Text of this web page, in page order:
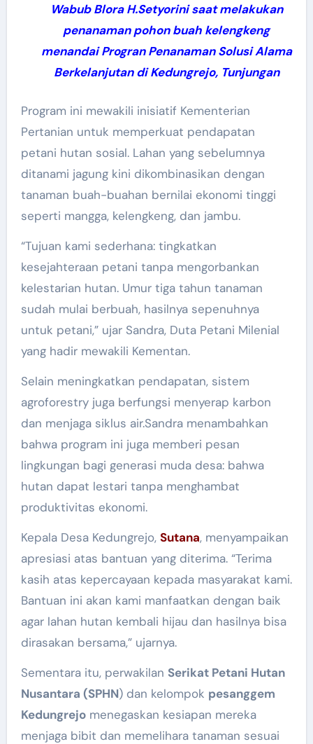
Wabub Blora H.Setyorini saat melakukan
penanaman pohon buah kelengkeng
menandai Progran Penanaman Solusi Alama
Berkelanjutan di Kedungrejo, Tunjungan
Program ini mewakili inisiatif Kementerian
Pertanian untuk memperkuat pendapatan
petani hutan sosial. Lahan yang sebelumnya
ditanami jagung kini dikombinasikan dengan
tanaman buah-buahan bernilai ekonomi tinggi
seperti mangga, kelengkeng, dan jambu.
“Tujuan kami sederhana: tingkatkan
kesejahteraan petani tanpa mengorbankan
kelestarian hutan. Umur tiga tahun tanaman
sudah mulai berbuah, hasilnya sepenuhnya
untuk petani,” ujar Sandra, Duta Petani Milenial
yang hadir mewakili Kementan.
Selain meningkatkan pendapatan, sistem
agroforestry juga berfungsi menyerap karbon
dan menjaga siklus air.Sandra menambahkan
bahwa program ini juga memberi pesan
lingkungan bagi generasi muda desa: bahwa
hutan dapat lestari tanpa menghambat
produktivitas ekonomi.
Kepala Desa Kedungrejo, Sutana, menyampaikan
apresiasi atas bantuan yang diterima. “Terima
kasih atas kepercayaan kepada masyarakat kami.
Bantuan ini akan kami manfaatkan dengan baik
agar lahan hutan kembali hijau dan hasilnya bisa
dirasakan bersama,” ujarnya.
Sementara itu, perwakilan Serikat Petani Hutan
Nusantara (SPHN) dan kelompok pesanggem
Kedungrejomenegaskan kesiapan mereka
menjaga bibit dan memelihara tanaman sesuai